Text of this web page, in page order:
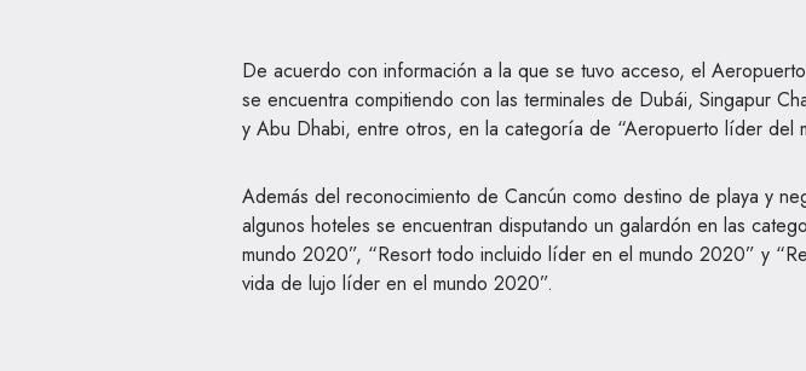
De acuerdo con información a la que se tuvo acceso, el
se encuentra compitiendo con las terminales de Dubái, Singapur
y Abu Dhabi, entre otros, en la categoría de “Aeropuerto líder del
Además del reconocimiento de Cancún como destino de playa y
algunos hoteles se encuentran disputando un galardón en las
mundo 2020”, “Resort todo incluido líder en el mundo 2020” y
vida de lujo líder en el mundo 2020”.